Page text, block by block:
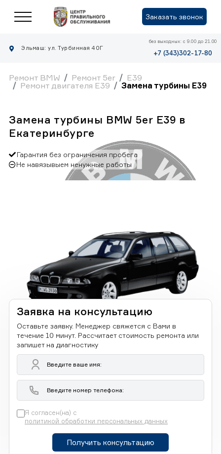
Заказать звонок
Эльмаш: ул. Турбинная 40Г
без выходных: с 9.00 до 21.00
+7 (343)302-17-80
Ремонт BMW Ремонт 5er
E39
Ремонт двигателя E39
Замена турбины E39
Замена турбины BMW 5er E39 в
Екатеринбурге
Гарантия без ограничения пробега
Не навязывыем ненужные работы
Заявка на консультацию
Оставьте заявку. Менеджер свяжется с Вами в
течение 10 минут. Рассчитает стоимость ремонта или
запишет на диагностику
Я согласен(на) с
политикой обработки персональных данных
Получить консультацию